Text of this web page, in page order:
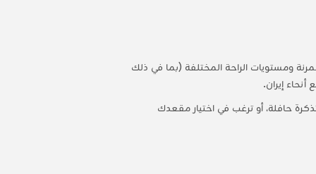
ومستويات الراحة المختلفة (بما في ذلك
إيران.
حافلة، أو ترغب في اختيار مقعدك